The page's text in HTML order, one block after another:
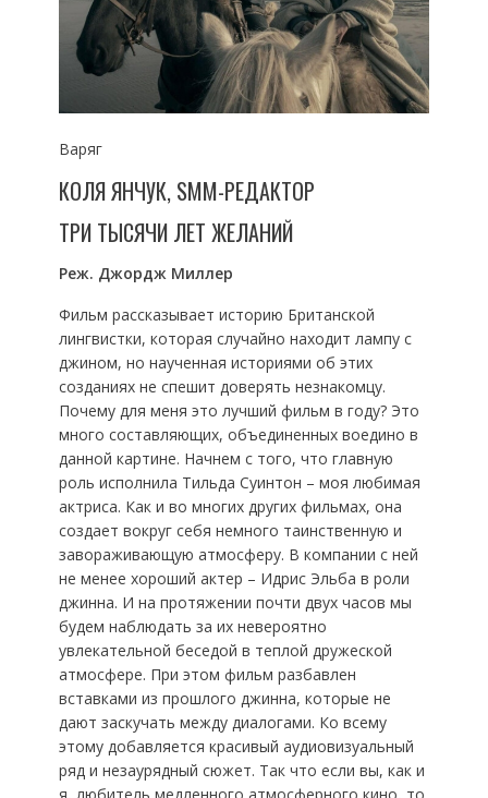
Варяг
КОЛЯ ЯНЧУК, SMM-РЕДАКТОР
ТРИ ТЫСЯЧИ ЛЕТ ЖЕЛАНИЙ
Реж. Джордж Миллер
Фильм рассказывает историю Британской
лингвистки, которая случайно находит лампу с
джином, но наученная историями об этих
созданиях не спешит доверять незнакомцу.
Почему для меня это лучший фильм в году? Это
много составляющих, объединенных воедино в
данной картине. Начнем с того, что главную
роль исполнила Тильда Суинтон – моя любимая
актриса. Как и во многих других фильмах, она
создает вокруг себя немного таинственную и
завораживающую атмосферу. В компании с ней
не менее хороший актер – Идрис Эльба в роли
джинна. И на протяжении почти двух часов мы
будем наблюдать за их невероятно
увлекательной беседой в теплой дружеской
атмосфере. При этом фильм разбавлен
вставками из прошлого джинна, которые не
дают заскучать между диалогами. Ко всему
этому добавляется красивый аудиовизуальный
ряд и незаурядный сюжет. Так что если вы, как и